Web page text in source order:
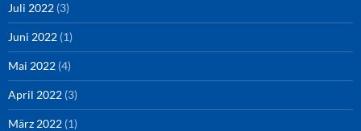
Juli 2022 (3)
Juni 2022 (1)
Mai 2022 (4)
April 2022 (3)
März 2022 (1)